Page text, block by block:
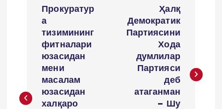
m
Прокуратур
а
тизимининг
фитналари
юзасидан
мени
масалам
юзасидан
халқаро
Ҳалқ
Демократик
Партиясини
Хода
думлилар
Партияси
деб
атаганман
– Шу